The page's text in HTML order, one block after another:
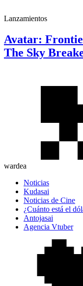
Lanzamientos
Avatar:
The Sky
wardea
Noticias
Kudasai
Noticias de Cine
¿Cuánto está el
Antojasai
Agencia Vtuber